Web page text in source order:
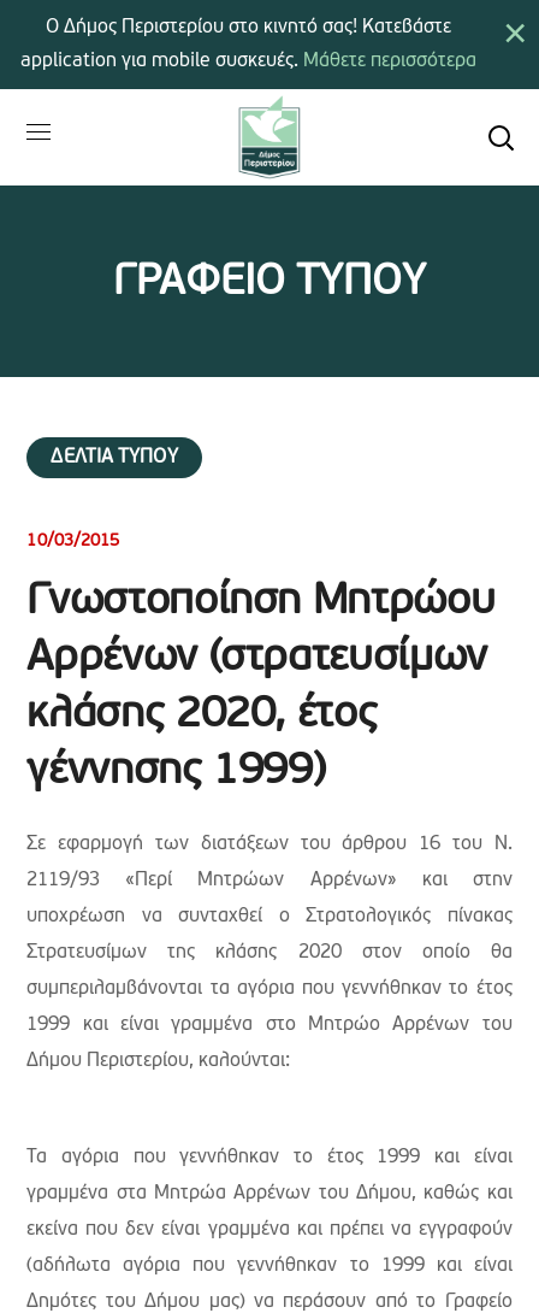
ΓΡΑΦΕΙΟ ΤΥΠΟΥ
ΔΕΛΤΙΑ ΤΥΠΟΥ
10/03/2015
Γνωστοποίηση Μητρώου
Αρρένων (στρατευσίμων
κλάσης 2020, έτος
γέννησης 1999)
Σε εφαρμογή των διατάξεων του άρθρου 16 του Ν.
2119/93 «Περί Μητρώων Αρρένων» και στην
υποχρέωση να συνταχθεί ο Στρατολογικός πίνακας
Στρατευσίμων της κλάσης 2020 στον οποίο θα
συμπεριλαμβάνονται τα αγόρια που γεννήθηκαν το έτος
1999 και είναι γραμμένα στο Μητρώο Αρρένων του
Δήμου Περιστερίου, καλούνται:
Τα αγόρια που γεννήθηκαν το έτος 1999 και είναι
γραμμένα στα Μητρώα Αρρένων του Δήμου, καθώς και
εκείνα που δεν είναι γραμμένα και πρέπει να εγγραφούν
(αδήλωτα αγόρια που γεννήθηκαν το 1999 και είναι
Δημότες του Δήμου μας) να περάσουν από το Γραφείο
×
Ο Δήμος Περιστερίου στο κινητό σας! Κατεβάστε
application για mobile συσκευές. Μάθετε περισσότερα